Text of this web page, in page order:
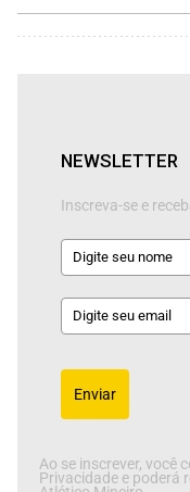
NEWSLETTER
Inscreva-se e
Enviar
Ao se inscrever, você
Privacidade e poderá